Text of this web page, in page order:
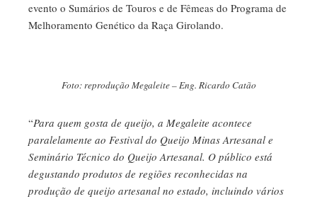
evento o Sumários de Touros e de Fêmeas do Programa de
Melhoramento Genético da Raça Girolando.
Foto: reprodução Megaleite – Eng. Ricardo Catão
“Para quem gosta de queijo, a Megaleite acontece
paralelamente ao Festival do Queijo Minas Artesanal e
Seminário Técnico do Queijo Artesanal. O público está
degustando produtos de regiões reconhecidas na
produção de queijo artesanal no estado, incluindo vários